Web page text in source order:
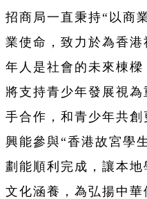
招商局一直秉持“以商
業使命，致力於為香
年人是社會的未來棟
將支持青少年發展視
手合作，和青少年共
興能參與“香港故宮學
劃能順利完成，讓本
文化涵養，為弘揚中